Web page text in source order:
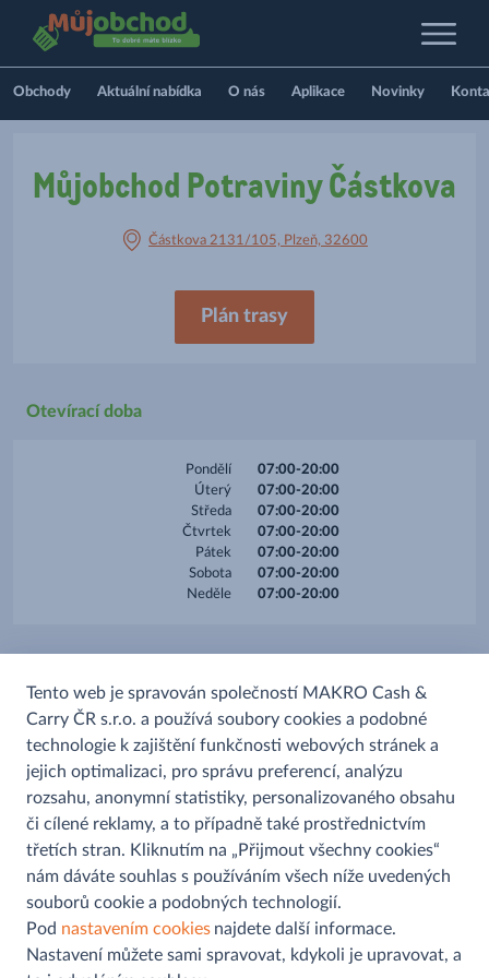
Obchody Aktuální nabídka O nás Aplikace Novinky
Můjobchod Potraviny Částkova
Částkova 2131/105, Plzeň, 32600
Plán trasy
Otevírací doba
Pondělí
Úterý
Středa
Čtvrtek
Pátek
Sobota
Neděle
07:00-20:00
07:00-20:00
07:00-20:00
07:00-20:00
07:00-20:00
07:00-20:00
07:00-20:00
Platba kartou
Prodej alkoholu
Tento web je spravován společností MAKRO Cash &
Carry ČR s.r.o. a používá soubory cookies a podobné
technologie k zajištění funkčnosti webových stránek a
jejich optimalizaci, pro správu preferencí, analýzu
rozsahu, anonymní statistiky, personalizovaného obsahu
či cílené reklamy, a to případně také prostřednictvím
třetích stran. Kliknutím na „Přijmout všechny cookies“
nám dáváte souhlas s používáním všech níže uvedených
souborů cookie a podobných technologií.
Pod nastavením cookies najdete další informace.
Nastavení můžete sami spravovat, kdykoli je upravovat, a
Pomoc a informace
Kontaktní formulář